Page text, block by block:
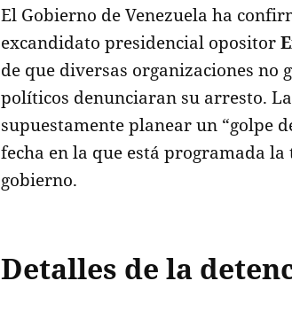
El Gobierno de Venezuela ha
excandidato presidencial opositor
de que diversas organizaciones no
políticos denunciaran su arresto.
supuestamente planear un “golpe
fecha en la que está programada
gobierno.
Detalles de la